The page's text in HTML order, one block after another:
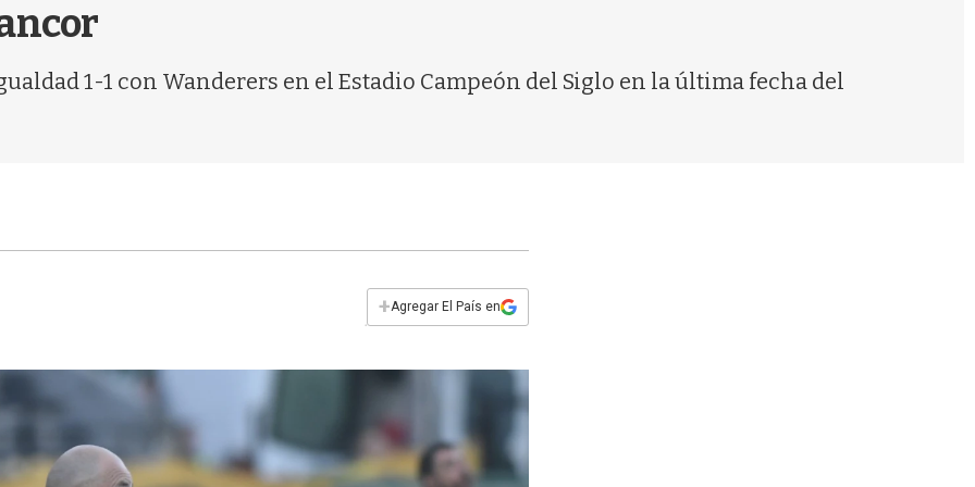
1-1 con Wanderers en el Estadio Campeón del Siglo en la última fecha del
+Agregar El País en